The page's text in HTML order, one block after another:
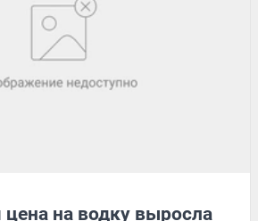
на водку выросла